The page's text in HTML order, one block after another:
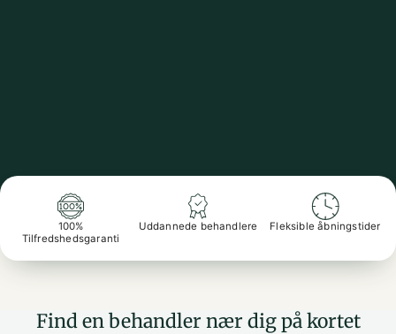
100%
Tilfredshedsgaranti
Uddannede behandlere Fleksible åbningstider
Find en behandler nær dig på kortet